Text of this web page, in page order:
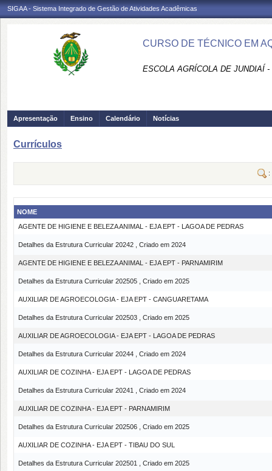
SIGAA - Sistema Integrado de Gestão de Atividades Acadêmicas
CURSO DE TÉCNICO EM
ESCOLA AGRÍCOLA DE JUNDIAÍ -
Apresentação Ensino Calendário Notícias
Currículos
:
NOME
AGENTE DE HIGIENE E BELEZA ANIMAL - EJA EPT - LAGOA DE PEDRAS
Detalhes da Estrutura Curricular 20242 , Criado em 2024
AGENTE DE HIGIENE E BELEZA ANIMAL - EJA EPT - PARNAMIRIM
Detalhes da Estrutura Curricular 202505 , Criado em 2025
AUXILIAR DE AGROECOLOGIA - EJA EPT - CANGUARETAMA
Detalhes da Estrutura Curricular 202503 , Criado em 2025
AUXILIAR DE AGROECOLOGIA - EJA EPT - LAGOA DE PEDRAS
Detalhes da Estrutura Curricular 20244 , Criado em 2024
AUXILIAR DE COZINHA - EJA EPT - LAGOA DE PEDRAS
Detalhes da Estrutura Curricular 20241 , Criado em 2024
AUXILIAR DE COZINHA - EJA EPT - PARNAMIRIM
Detalhes da Estrutura Curricular 202506 , Criado em 2025
AUXILIAR DE COZINHA - EJA EPT - TIBAU DO SUL
Detalhes da Estrutura Curricular 202501 , Criado em 2025